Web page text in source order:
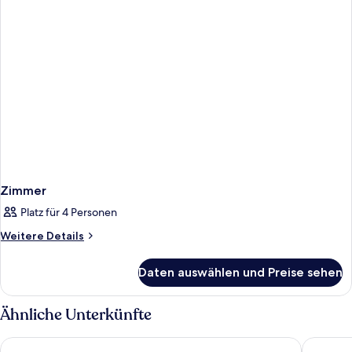
Zimmer
Platz für 4 Personen
Weitere Details
Weitere
Daten auswählen und Preise sehen
Ähnliche Unterkünfte
Royal Beach Serviced Apartments The